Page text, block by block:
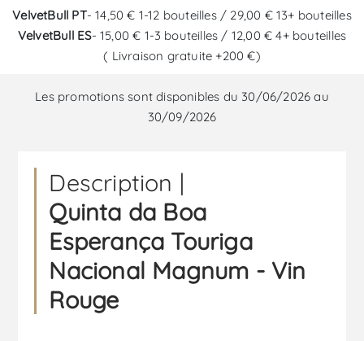
VelvetBull PT- 14,50 € 1-12 bouteilles / 29,00 € 13+ bouteilles
VelvetBull ES- 15,00 € 1-3 bouteilles / 12,00 € 4+ bouteilles
( Livraison gratuite +200 €)
Les promotions sont disponibles du 30/06/2026 au
30/09/2026
Description |
Quinta da Boa
Esperança Touriga
Nacional Magnum - Vin
Rouge